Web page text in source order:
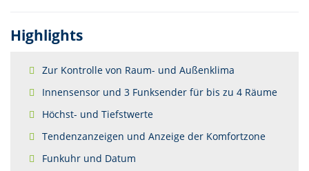
Highlights
Zur Kontrolle von Raum- und Außenklima
Innensensor und 3 Funksender für bis zu 4 Räume
Höchst- und Tiefstwerte
Tendenzanzeigen und Anzeige der Komfortzone
Funkuhr und Datum